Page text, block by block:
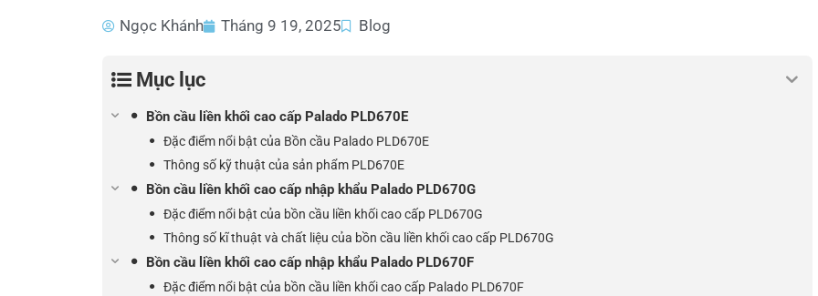
Ngọc Khánh Tháng 9 19, 2025 Blog
Mục lục
Bồn cầu liền khối cao cấp Palado PLD670E
Đặc điểm nổi bật của Bồn cầu Palado PLD670E
Thông số kỹ thuật của sản phẩm PLD670E
Bồn cầu liền khối cao cấp nhập khẩu Palado PLD670G
Đặc điểm nổi bật của bồn cầu liền khối cao cấp PLD670G
Thông số kĩ thuật và chất liệu của bồn cầu liền khối cao cấp PLD670G
Bồn cầu liền khối cao cấp nhập khẩu Palado PLD670F
Đặc điểm nổi bật của bồn cầu liền khối cao cấp Palado PLD670F